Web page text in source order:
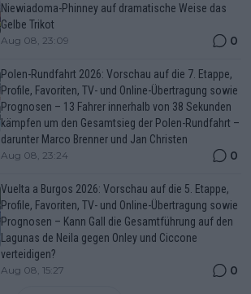
Niewiadoma-Phinney auf dramatische Weise das
Gelbe Trikot
Aug 08, 23:09 0
Polen-Rundfahrt 2026: Vorschau auf die 7. Etappe,
Profile, Favoriten, TV- und Online-Übertragung sowie
Prognosen – 13 Fahrer innerhalb von 38 Sekunden
kämpfen um den Gesamtsieg der Polen-Rundfahrt –
darunter Marco Brenner und Jan Christen
Aug 08, 23:24 0
Vuelta a Burgos 2026: Vorschau auf die 5. Etappe,
Profile, Favoriten, TV- und Online-Übertragung sowie
Prognosen – Kann Gall die Gesamtführung auf den
Lagunas de Neila gegen Onley und Ciccone
verteidigen?
Aug 08, 15:27 0